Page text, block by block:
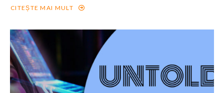
CITEȘTE MAI MULT